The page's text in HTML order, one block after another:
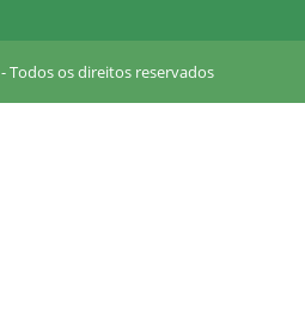
Todos os direitos reservados